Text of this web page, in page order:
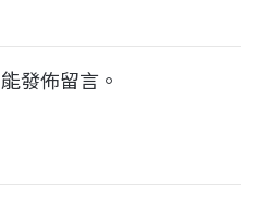
發佈留言。